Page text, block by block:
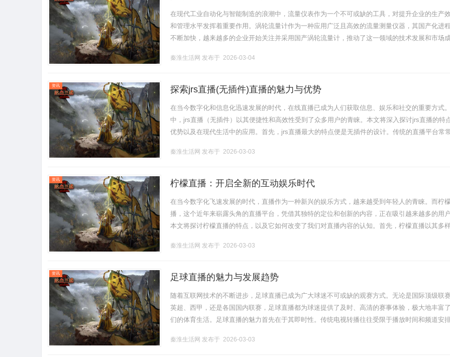
在现代工业自动化与智能制造的浪潮中，流量仪表作为一个不可或缺的工具，对提升企业的生产
和管理水平发挥着重要作用。涡轮流量计作为一种应用广泛且高效的流量测量仪器，其国产化进
不断加快，越来越多的企业开始关注并采用国产涡轮流量计，推动了这一领域的技术发展和市场
和流量传.........
秦淮生活网 发布于 2026-03-04
资讯 探索jrs直播(无插件)直播的魅力与优势
在当今数字化和信息化迅速发展的时代，在线直播已成为人们获取信息、娱乐和社交的重要方式
中，jrs直播（无插件）以其便捷性和高效性受到了众多用户的青睐。本文将深入探讨jrs直播的特点
优势以及在现代生活中的应用。首先，jrs直播最大的特点便是无插件的设计。传统的直播平台常
秦淮生活网 发布于 2026-03-03
资讯 柠檬直播：开启全新的互动娱乐时代
在当今数字化飞速发展的时代，直播作为一种新兴的娱乐方式，越来越受到年轻人的青睐。而柠
播，这个近年来崭露头角的直播平台，凭借其独特的定位和创新的内容，正在吸引越来越多的用户
本文将探讨柠檬直播的特点，以及它如何改变了我们对直播内容的认知。首先，柠檬直播以其多
类型的直.........
秦淮生活网 发布于 2026-03-03
资讯 足球直播的魅力与发展趋势
随着互联网技术的不断进步，足球直播已成为广大球迷不可或缺的观赛方式。无论是国际顶级联
英超、西甲，还是各国国内联赛，足球直播都为球迷提供了及时、高清的赛事体验，极大地丰富
们的体育生活。足球直播的魅力首先在于其即时性。传统电视转播往往受限于播放时间和频道安排
外，直播通.........
秦淮生活网 发布于 2026-03-03